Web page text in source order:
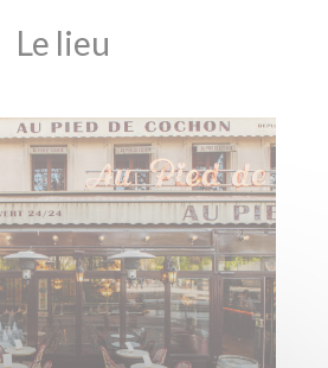
Le lieu